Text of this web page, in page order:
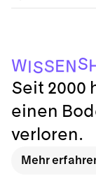
WISSENS
Seit 2000
einen
verloren.
Mehr